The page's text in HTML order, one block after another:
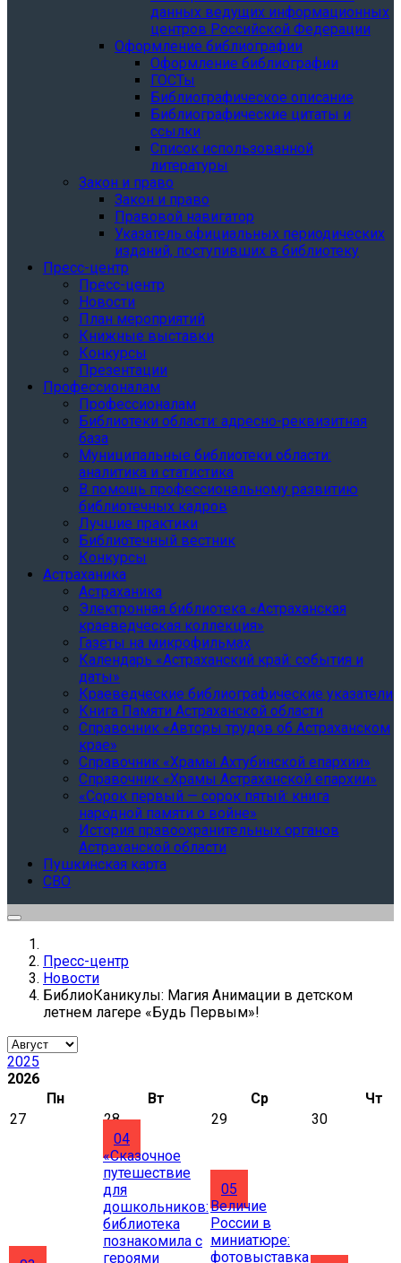
данных ведущих информационных
центров Российской Федерации
Оформление библиографии
Оформление библиографии
ГОСТы
Библиографическое описание
Библиографические цитаты и
ссылки
Список использованной
литературы
Закон и право
Закон и право
Правовой навигатор
Указатель официальных периодических
изданий, поступивших в библиотеку
Пресс-центр
Пресс-центр
Новости
План мероприятий
Книжные выставки
Конкурсы
Презентации
Профессионалам
Профессионалам
Библиотеки области: адресно-реквизитная
база
Муниципальные библиотеки области:
аналитика и статистика
В помощь профессиональному развитию
библиотечных кадров
Лучшие практики
Библиотечный вестник
Конкурсы
Астраханика
Астраханика
Электронная библиотека «Астраханская
краеведческая коллекция»
Газеты на микрофильмах
Календарь «Астраханский край: события и
даты»
Краеведческие библиографические указатели
Книга Памяти Астраханской области
Справочник «Авторы трудов об Астраханском
крае»
Справочник «Храмы Ахтубинской епархии»
Cправочник «Храмы Астраханской епархии»
«Сорок первый — сорок пятый: книга
народной памяти о войне»
История правоохранительных органов
Астраханской области
Пушкинская карта
СВО
Пресс-центр
Новости
БиблиоКаникулы: Магия Анимации в детском
летнем лагере «Будь Первым»!
2025
2026
Пн
Вт Ср
Чт
27
28 29 30
04
«Сказочное
путешествие
для
дошкольников:
библиотека
познакомила с
героями
05
Величие
России в
миниатюре:
фотовыставка